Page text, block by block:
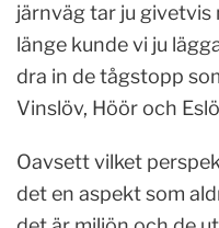
järnväg tar ju givetvis
länge kunde vi ju
dra in de tågstopp
Vinslöv, Höör och
Oavsett vilket
det en aspekt som